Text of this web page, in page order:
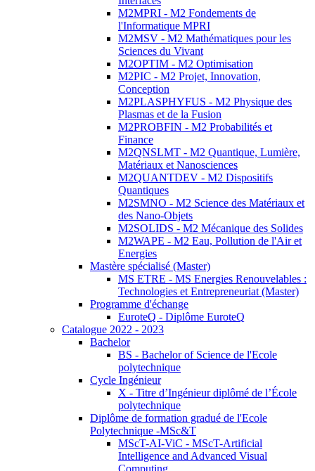
M2MPRI - M2 Fondements de
l'Informatique MPRI
M2MSV - M2 Mathématiques pour les
Sciences du Vivant
M2OPTIM - M2 Optimisation
M2PIC - M2 Projet, Innovation,
Conception
M2PLASPHYFUS - M2 Physique des
Plasmas et de la Fusion
M2PROBFIN - M2 Probabilités et
Finance
M2QNSLMT - M2 Quantique, Lumière,
Matériaux et Nanosciences
M2QUANTDEV - M2 Dispositifs
Quantiques
M2SMNO - M2 Science des Matériaux et
des Nano-Objets
M2SOLIDS - M2 Mécanique des Solides
M2WAPE - M2 Eau, Pollution de l'Air et
Energies
Mastère spécialisé (Master)
MS ETRE - MS Energies Renouvelables :
Technologies et Entrepreneuriat (Master)
Programme d'échange
EuroteQ - Diplôme EuroteQ
Catalogue 2022 - 2023
Bachelor
BS - Bachelor of Science de l'Ecole
polytechnique
Cycle Ingénieur
X - Titre d’Ingénieur diplômé de l’École
polytechnique
Diplôme de formation gradué de l'Ecole
Polytechnique -MSc&T
MScT-AI-ViC - MScT-Artificial
Intelligence and Advanced Visual
Computing